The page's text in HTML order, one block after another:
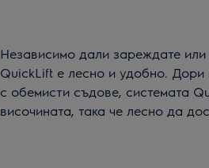
Независимо дали зареждате
QuickLift е лесно и удобно. Дори
с обемисти съдове, системата
височината, така че лесно да